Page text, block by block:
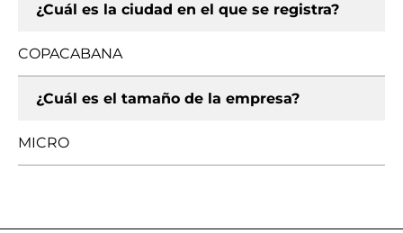
¿Cuál es la ciudad en el que se registra?
COPACABANA
¿Cuál es el tamaño de la empresa?
MICRO